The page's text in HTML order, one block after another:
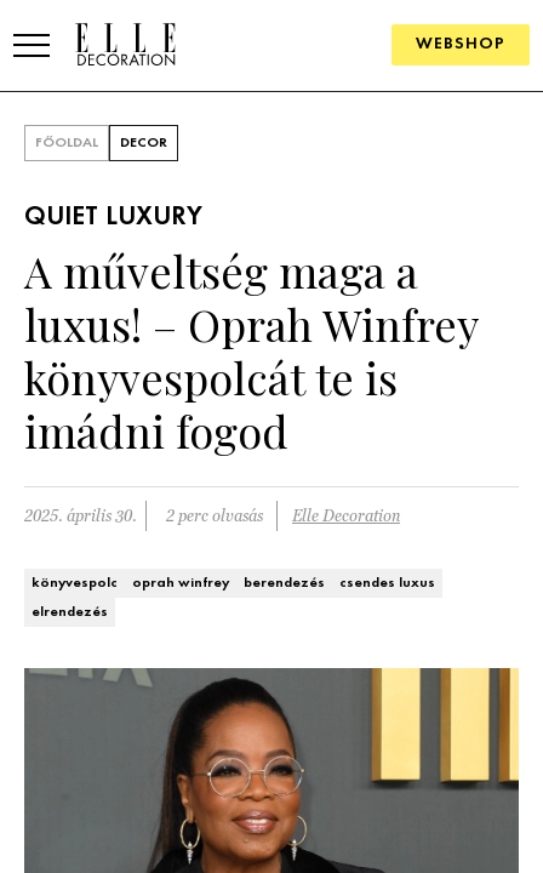
WEBSHOP
SZOBÁK
Konyha
Fürdőszoba
Nappali
Hálószoba
ÖTLETEK
SZÉP TEREK
Lakások
HÍRLEVÉL
FŐOLDAL DECOR
QUIET LUXURY
A műveltség maga a
luxus! – Oprah Winfrey
könyvespolcát te is
imádni fogod
2025. április 30. 2 perc olvasás Elle Decoration
könyvespolc oprah winfrey berendezés
csendes luxus
elrendezés